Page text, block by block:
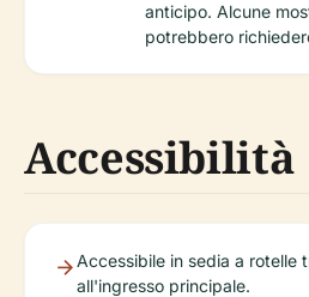
anticipo. Alcune
potrebbero
Accessibilità
Accessibile in sedia a rotelle
all'ingresso principale.